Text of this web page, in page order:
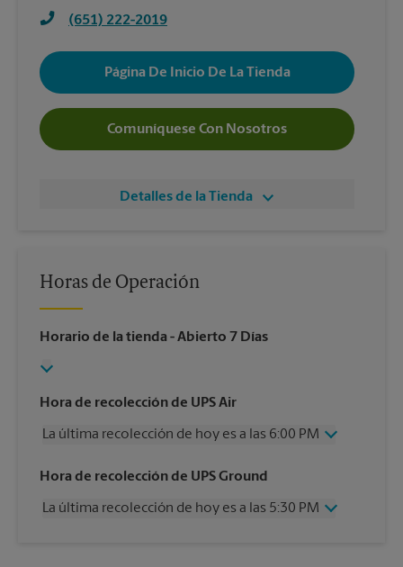
(651) 222-2019
Página De Inicio De La Tienda
Comuníquese Con Nosotros
Detalles de la Tienda
Horas de Operación
Horario de la tienda - Abierto 7 Días
Hora de recolección de UPS Air
La última recolección de hoy es a las 6:00 PM
Miércoles
6:00 PM
Viernes
6:00 PM
Hora de recolección de UPS Ground
La última recolección de hoy es a las 5:30 PM